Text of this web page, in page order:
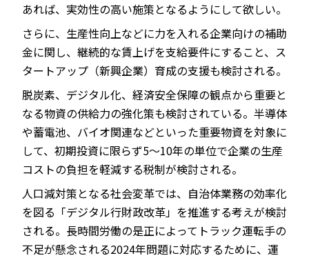
あれば、実効性の高い施策となるようにして欲しい。
さらに、生産性向上などに力を入れる企業向けの補助
金に関し、継続的な賃上げを支給要件にすること、ス
タートアップ（新興企業）育成の支援も検討される。
脱炭素、デジタル化、経済安全保障の観点から重要と
なる物資の供給力の強化策も検討されている。半導体
や蓄電池、バイオ関連などといった重要物資を対象に
して、初期投資に限らず5～10年の単位で企業の生産
コストの負担を軽減する税制が検討される。
人口減対策となる社会変革では、自治体業務の効率化
を図る「デジタル行財政改革」を推進する考えが検討
される。長時間労働の是正によってトラック運転手の
不足が懸念される2024年問題に対応するために、運